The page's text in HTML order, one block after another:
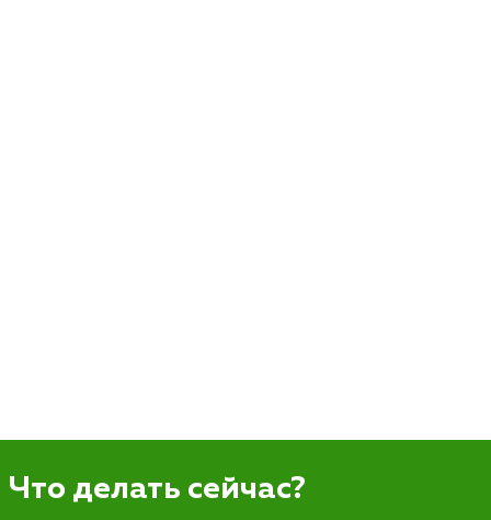
Что делать сейчас?